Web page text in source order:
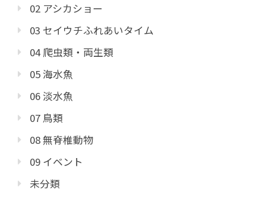
02 アシカショー
03 セイウチふれあいタイム
04 爬虫類・両生類
05 海水魚
06 淡水魚
07 鳥類
08 無脊椎動物
09 イベント
未分類